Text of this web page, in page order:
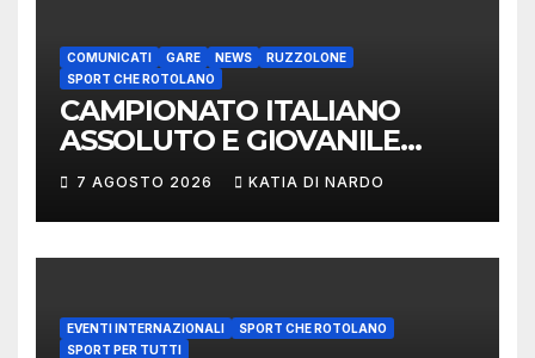
COMUNICATI GARE NEWS
RUZZOLONE
SPORT CHE ROTOLANO
CAMPIONATO ITALIANO
ASSOLUTO E GIOVANILE
LANCIO DEL RUZZOLONE
7 AGOSTO 2026 KATIA DI NARDO
EVENTI INTERNAZIONALI
SPORT CHE ROTOLANO
SPORT PER TUTTI